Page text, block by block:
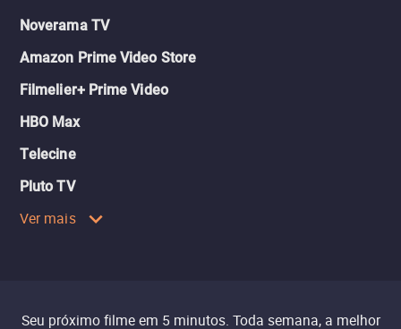
Noverama TV
Amazon Prime Video Store
Filmelier+ Prime Video
HBO Max
Telecine
Pluto TV
Ver mais
Seu próximo filme em 5 minutos. Toda semana, a melhor